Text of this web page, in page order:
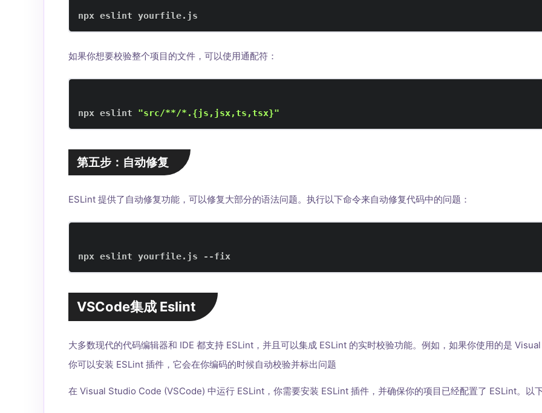
npx eslint yourfile.js
如果你想要校验整个项目的文件，可以使用通配符：
npx eslint "src/**/*.{js,jsx,ts,tsx}"
第五步：自动修复
ESLint 提供了自动修复功能，可以修复大部分的语法问题。执行以下命令来自动修复代码中的问题：
npx eslint yourfile.js --fix
VSCode集成 Eslint
大多数现代的代码编辑器和 IDE 都支持 ESLint，并且可以集成 ESLint 的实时校验功能。例如，如果你使用的是
你可以安装 ESLint 插件，它会在你编码的时候自动校验并标出问题
在 Visual Studio Code (VSCode) 中运行 ESLint，你需要安装 ESLint 插件，并确保你的项目已经配置了 ESLint。以